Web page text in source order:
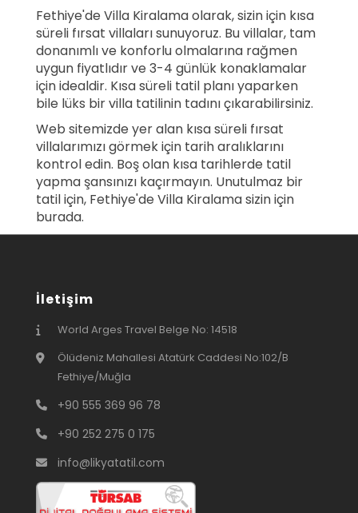
Fethiye'de Villa Kiralama olarak, sizin için kısa
süreli fırsat villaları sunuyoruz. Bu villalar, tam
donanımlı ve konforlu olmalarına rağmen
uygun fiyatlıdır ve 3-4 günlük konaklamalar
için idealdir. Kısa süreli tatil planı yaparken
bile lüks bir villa tatilinin tadını çıkarabilirsiniz.
Web sitemizde yer alan kısa süreli fırsat
villalarımızı görmek için tarih aralıklarını
kontrol edin. Boş olan kısa tarihlerde tatil
yapma şansınızı kaçırmayın. Unutulmaz bir
tatil için, Fethiye'de Villa Kiralama sizin için
burada.
İletişim
World Arges Travel Belge No: 14518
Ölüdeniz Mahallesi Atatürk Caddesi No:102/B
Fethiye/Muğla
+90 555 369 96 78
+90 252 275 0 175
info@likyatatil.com